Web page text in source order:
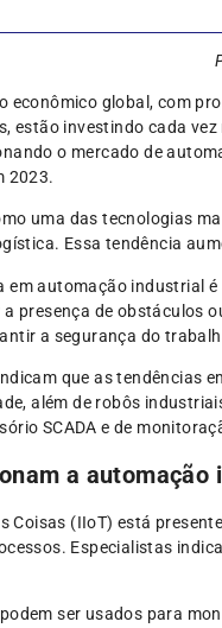
econômico global, com
estão investindo cada
o mercado de
2023.
uma das tecnologias
Essa tendência
em automação industrial
presença de obstáculos
a segurança do
que as tendências
além de robôs
SCADA e de
a automação
Coisas (IIoT) está
Especialistas
ser usados para